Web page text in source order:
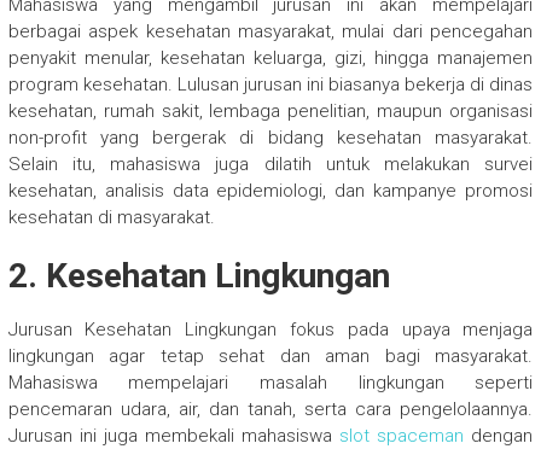
Mahasiswa yang mengambil jurusan ini akan mempelajari
berbagai aspek kesehatan masyarakat, mulai dari pencegahan
penyakit menular, kesehatan keluarga, gizi, hingga manajemen
program kesehatan. Lulusan jurusan ini biasanya bekerja di dinas
kesehatan, rumah sakit, lembaga penelitian, maupun organisasi
non-profit yang bergerak di bidang kesehatan masyarakat.
Selain itu, mahasiswa juga dilatih untuk melakukan survei
kesehatan, analisis data epidemiologi, dan kampanye promosi
kesehatan di masyarakat.
2. Kesehatan Lingkungan
Jurusan Kesehatan Lingkungan fokus pada upaya menjaga
lingkungan agar tetap sehat dan aman bagi masyarakat.
Mahasiswa mempelajari masalah lingkungan seperti
pencemaran udara, air, dan tanah, serta cara pengelolaannya.
Jurusan ini juga membekali mahasiswa slot spaceman dengan